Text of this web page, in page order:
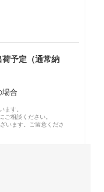
荷予定（通常納
場合
ます。
ご相談ください。
います。ご留意くださ